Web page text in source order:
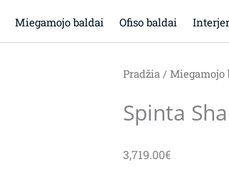
Miegamojo baldai Ofiso baldai
Pradžia/ Miegamojo
Spinta
3,719.00€